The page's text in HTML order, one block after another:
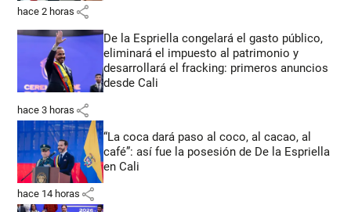
hace 2 horas share
De la Espriella congelará el gasto público,
eliminará el impuesto al patrimonio y
desarrollará el fracking: primeros anuncios
desde Cali
hace 3 horas share
“La coca dará paso al coco, al cacao, al
café”: así fue la posesión de De la Espriella
en Cali
hace 14 horas share